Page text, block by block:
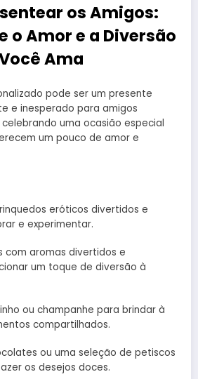
os Amigos:
o Amor e a Diversão
Ama
pode ser um presente
e inesperado para amigos
uma ocasião especial
um pouco de amor e
eróticos divertidos e
e experimentar.
com aromas divertidos e
um toque de diversão à
ou champanhe para brindar à
compartilhados.
ou uma seleção de petiscos
os desejos doces.